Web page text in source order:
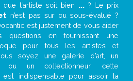
l’artiste soit bien ...? Le prix
n’est pas sur ou sous-évalué ?
est justement de vous aider
en fournissant une
pour tous les artistes et
soyez une galerie d’art, un
ou un collectionneur, cette
est indispensable pour assoir la